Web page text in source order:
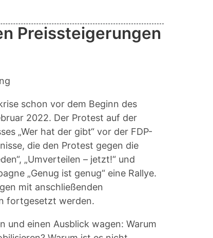
Preissteigerungen
schon vor dem Beginn des
2022. Der Protest auf der
„Wer hat der gibt“ vor der FDP-
die den Protest gegen die
„Umverteilen – jetzt!“ und
„Genug ist genug“ eine Rallye.
mit anschließenden
fortgesetzt werden.
und einen Ausblick wagen: Warum